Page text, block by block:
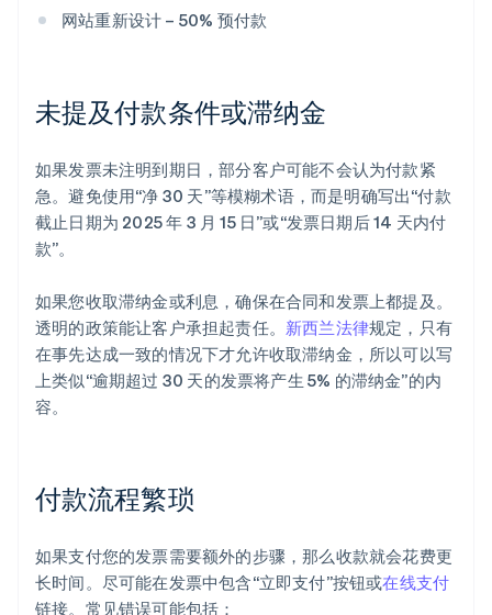
网站重新设计 – 50% 预付款
未提及付款条件或滞纳金
如果发票未注明到期日，部分客户可能不会认为付款紧
急。避免使用“净 30 天”等模糊术语，而是明确写出“付款
截止日期为 2025 年 3 月 15 日”或“发票日期后 14 天内付
款”。
如果您收取滞纳金或利息，确保在合同和发票上都提及。
透明的政策能让客户承担起责任。 新西兰法律规定，只有
在事先达成一致的情况下才允许收取滞纳金，所以可以写
上类似“逾期超过 30 天的发票将产生 5% 的滞纳金”的内
容。
付款流程繁琐
如果支付您的发票需要额外的步骤，那么收款就会花费更
长时间。尽可能在发票中包含“立即支付”按钮或在线支付
链接。常见错误可能包括：